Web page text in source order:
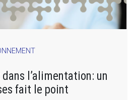
l’alimentation: un
fait le point